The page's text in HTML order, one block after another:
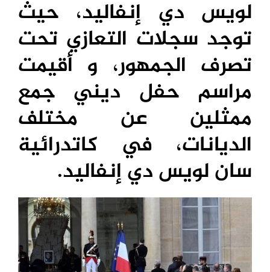
لويس دي إنفاليد، حيث
توجد سجلات التعازي تحت
تصرف الجمهور، و أقيمت
مراسم حفل ديني جمع
ممثلين عن مختلف
الديانات، في كاتدرائية
سان لويس دي إنفاليد.